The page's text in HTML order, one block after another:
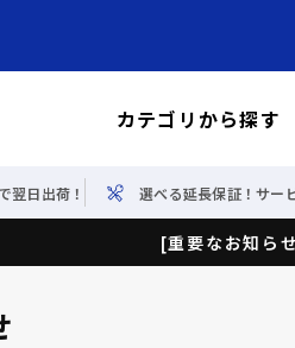
カテゴリから探す
翌日出荷！ 選べる延長保証！サー
[重要なお知ら